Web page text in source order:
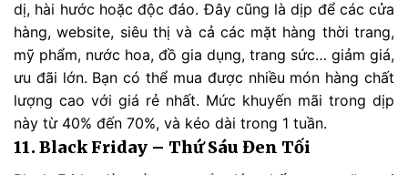
dị, hài hước hoặc độc đáo. Đây cũng là dịp để các cửa
hàng, website, siêu thị và cả các mặt hàng thời trang,
mỹ phẩm, nước hoa, đồ gia dụng, trang sức… giảm giá,
ưu đãi lớn. Bạn có thể mua được nhiều món hàng chất
lượng cao với giá rẻ nhất. Mức khuyến mãi trong dịp
này từ 40% đến 70%, và kéo dài trong 1 tuần.
11. Black Friday – Thứ Sáu Đen Tối